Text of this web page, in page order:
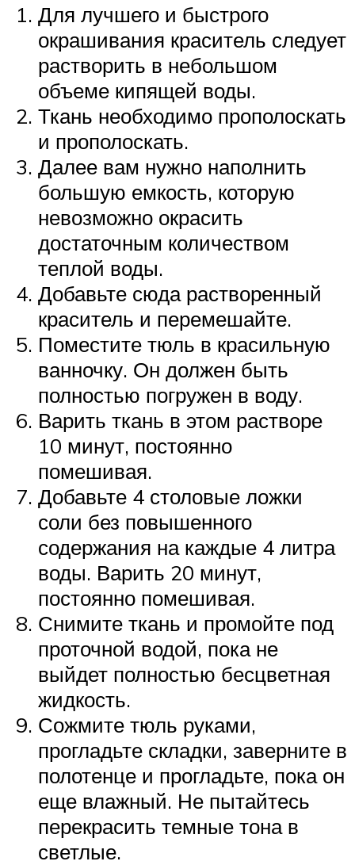
Для лучшего и быстрого
окрашивания краситель следует
растворить в небольшом
объеме кипящей воды.
Ткань необходимо прополоскать
и прополоскать.
Далее вам нужно наполнить
большую емкость, которую
невозможно окрасить
достаточным количеством
теплой воды.
Добавьте сюда растворенный
краситель и перемешайте.
Поместите тюль в красильную
ванночку. Он должен быть
полностью погружен в воду.
Варить ткань в этом растворе
10 минут, постоянно
помешивая.
Добавьте 4 столовые ложки
соли без повышенного
содержания на каждые 4 литра
воды. Варить 20 минут,
постоянно помешивая.
Снимите ткань и промойте под
проточной водой, пока не
выйдет полностью бесцветная
жидкость.
Сожмите тюль руками,
прогладьте складки, заверните в
полотенце и прогладьте, пока он
еще влажный. Не пытайтесь
перекрасить темные тона в
светлые.